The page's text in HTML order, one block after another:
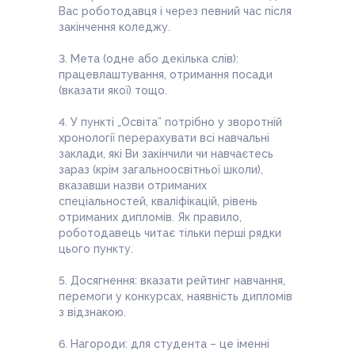
Вас роботодавця і через певний час після
закінчення коледжу.
3. Мета (одне або декілька слів):
працевлаштування, отримання посади
(вказати якої) тощо.
4. У пункті „Освіта” потрібно у зворотній
хронології перерахувати всі навчальні
заклади, які Ви закінчили чи навчаєтесь
зараз (крім загальноосвітньої школи),
вказавши назви отриманих
спеціальностей, кваліфікацій, рівень
отриманих дипломів. Як правило,
роботодавець читає тільки перші рядки
цього пункту.
5. Досягнення: вказати рейтинг навчання,
перемоги у конкурсах, наявність дипломів
з відзнакою.
6. Нагороди: для студента – це іменні